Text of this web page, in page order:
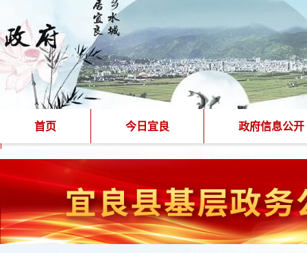
首页 今日宜良 政府信息公开